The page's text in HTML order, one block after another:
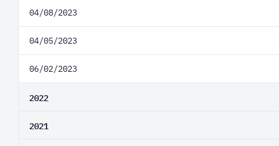
04/08/2023
04/05/2023
06/02/2023
2022
2021